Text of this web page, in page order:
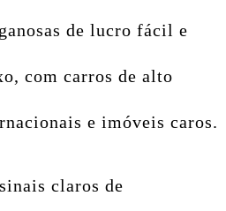
de lucro fácil e
com carros de alto
e imóveis caros.
claros de